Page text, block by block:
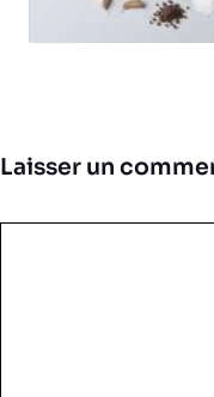
Laisser un